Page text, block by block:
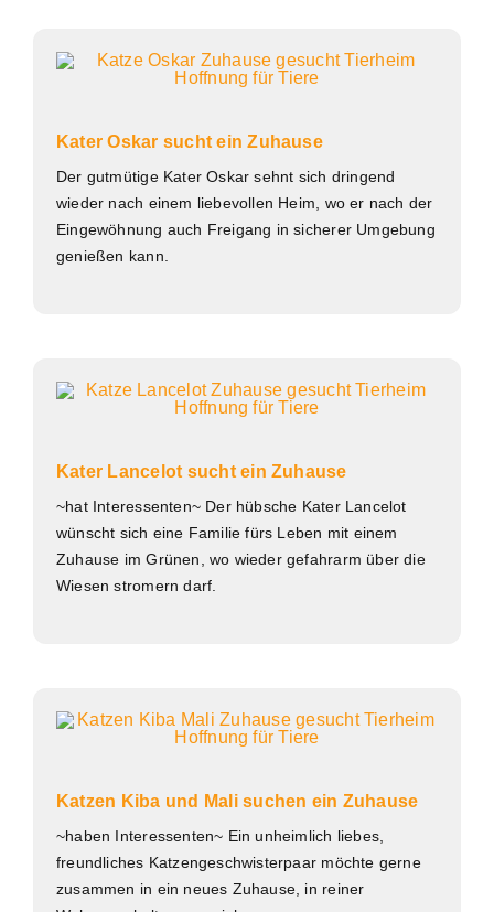
Kater Oskar sucht ein Zuhause
Der gutmütige Kater Oskar sehnt sich dringend
wieder nach einem liebevollen Heim, wo er nach der
Eingewöhnung auch Freigang in sicherer Umgebung
genießen kann.
Kater Lancelot sucht ein Zuhause
~hat Interessenten~ Der hübsche Kater Lancelot
wünscht sich eine Familie fürs Leben mit einem
Zuhause im Grünen, wo wieder gefahrarm über die
Wiesen stromern darf.
Katzen Kiba und Mali suchen ein Zuhause
~haben Interessenten~ Ein unheimlich liebes,
freundliches Katzengeschwisterpaar möchte gerne
zusammen in ein neues Zuhause, in reiner